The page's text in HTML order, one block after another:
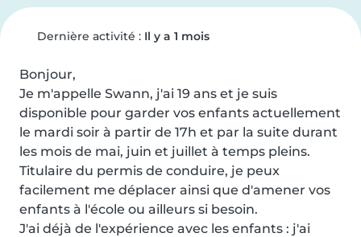
Dernière activité : Il y a 1 mois
Bonjour,
Je m'appelle Swann, j'ai 19 ans et je suis
disponible pour garder vos enfants actuellement
le mardi soir à partir de 17h et par la suite durant
les mois de mai, juin et juillet à temps pleins.
Titulaire du permis de conduire, je peux
facilement me déplacer ainsi que d'amener vos
enfants à l'école ou ailleurs si besoin.
J'ai déjà de l'expérience avec les enfants : j'ai